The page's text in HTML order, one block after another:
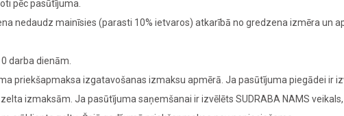
pēc pasūtījuma.
nedaudz mainīsies (parasti 10% ietvaros) atkarībā no gredzena izmēra un
darba dienām.
priekšapmaksa izgatavošanas izmaksu apmērā. Ja pasūtījuma piegādei ir
izmaksām. Ja pasūtījuma saņemšanai ir izvēlēts SUDRABA NAMS